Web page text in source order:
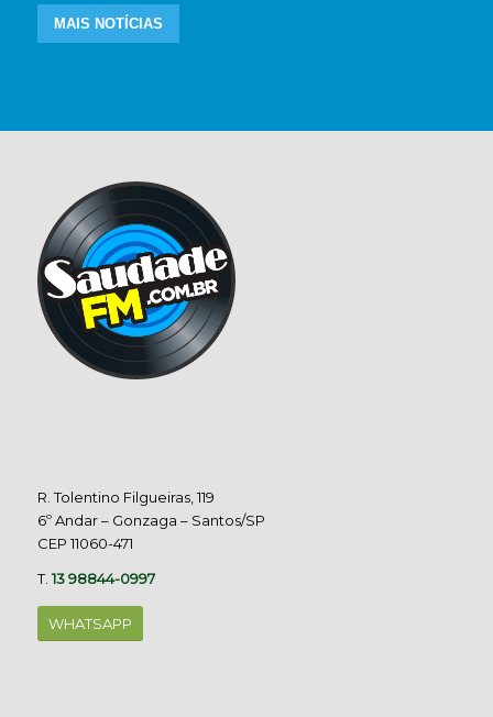
MAIS NOTÍCIAS
R. Tolentino Filgueiras, 119
6º Andar – Gonzaga – Santos/SP
CEP 11060-471
T.13 98844-0997
WHATSAPP